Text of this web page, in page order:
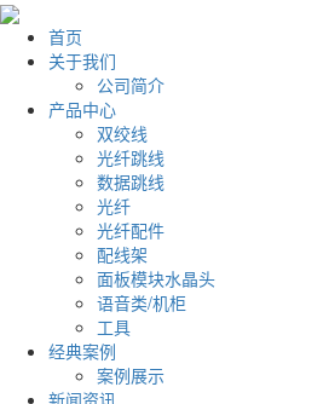
首页
关于我们
公司简介
产品中心
双绞线
光纤跳线
数据跳线
光纤
光纤配件
配线架
面板模块水晶头
语音类/机柜
工具
经典案例
案例展示